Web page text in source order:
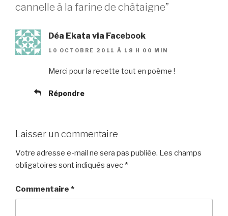
cannelle à la farine de châtaigne”
Déa Ekata via Facebook
10 OCTOBRE 2011 À 18 H 00 MIN
Merci pour la recette tout en poème !
Répondre
Laisser un commentaire
Votre adresse e-mail ne sera pas publiée. Les champs
obligatoires sont indiqués avec *
Commentaire *